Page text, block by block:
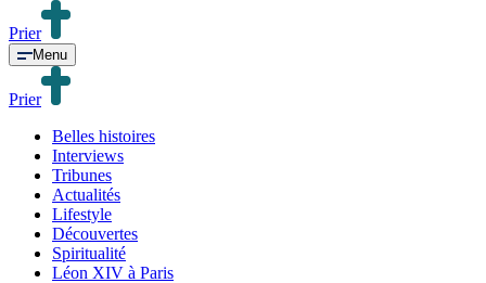
Prier
Menu
Prier
Belles histoires
Interviews
Tribunes
Actualités
Lifestyle
Découvertes
Spiritualité
Léon XIV à Paris